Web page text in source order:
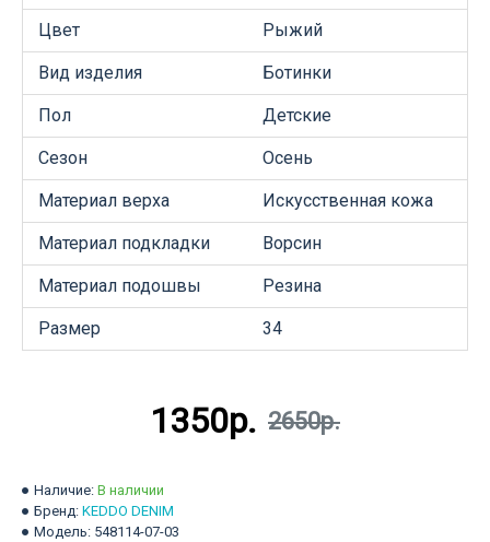
Цвет Рыжий
Вид изделия Ботинки
Пол Детские
Сезон Осень
Материал верха Искусственная кожа
Материал подкладки Ворсин
Материал подошвы Резина
Размер 34
Наличие: В наличии
Бренд: KEDDO DENIM
Модель: 548114-07-03
1350р. 2650р.